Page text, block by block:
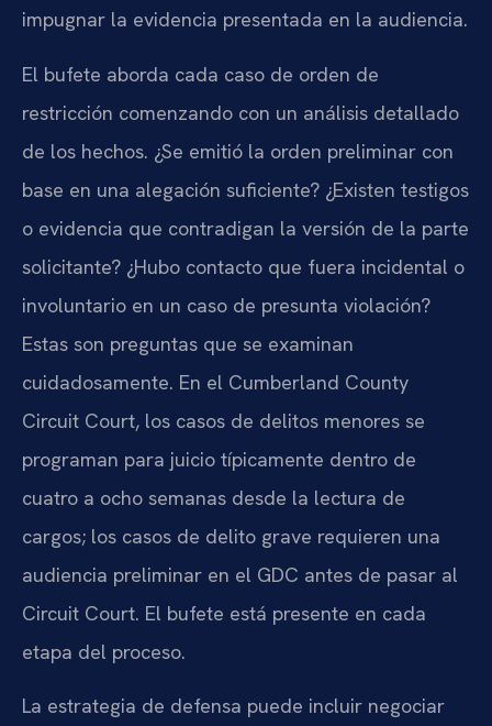
impugnar la evidencia presentada en la audiencia.
El bufete aborda cada caso de orden de
restricción comenzando con un análisis detallado
de los hechos. ¿Se emitió la orden preliminar con
base en una alegación suficiente? ¿Existen testigos
o evidencia que contradigan la versión de la parte
solicitante? ¿Hubo contacto que fuera incidental o
involuntario en un caso de presunta violación?
Estas son preguntas que se examinan
cuidadosamente. En el Cumberland County
Circuit Court, los casos de delitos menores se
programan para juicio típicamente dentro de
cuatro a ocho semanas desde la lectura de
cargos; los casos de delito grave requieren una
audiencia preliminar en el GDC antes de pasar al
Circuit Court. El bufete está presente en cada
etapa del proceso.
La estrategia de defensa puede incluir negociar